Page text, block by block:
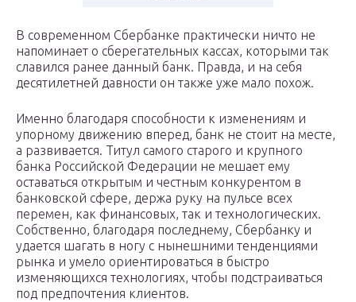
В современном Сбербанке практически ничто не
напоминает о сберегательных кассах, которыми так
славился ранее данный банк. Правда, и на себя
десятилетней давности он также уже мало похож.
Именно благодаря способности к изменениям и
упорному движению вперед, банк не стоит на месте,
а развивается. Титул самого старого и крупного
банка Российской Федерации не мешает ему
оставаться открытым и честным конкурентом в
банковской сфере, держа руку на пульсе всех
перемен, как финансовых, так и технологических.
Собственно, благодаря последнему, Сбербанку и
удается шагать в ногу с нынешними тенденциями
рынка и умело ориентироваться в быстро
изменяющихся технологиях, чтобы подстраиваться
под предпочтения клиентов.